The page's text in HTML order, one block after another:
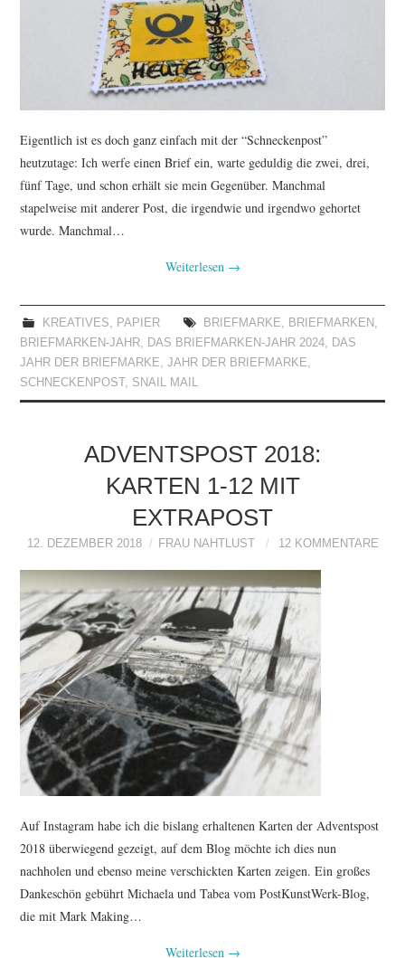
TUTORIALS
WORKSHOPS
PAPIERLIEBE AM
IMPRESSUM
Eigentlich ist es doch ganz einfach mit der “Schneckenpost”
heutzutage: Ich werfe einen Brief ein, warte geduldig die zwei, drei,
fünf Tage, und schon erhält sie mein Gegenüber. Manchmal
stapelweise mit anderer Post, die irgendwie und irgendwo gehortet
wurde. Manchmal…
Weiterlesen →
KREATIVES, PAPIER BRIEFMARKE, BRIEFMARKEN ,
BRIEFMARKEN-JAHR, DAS BRIEFMARKEN-JAHR 2024, DAS
JAHR DER BRIEFMARKE,JAHR DER BRIEFMARKE,
SCHNECKENPOST , SNAIL MAIL
ADVENTSPOST 2018:
KARTEN 1-12 MIT
EXTRAPOST
12. DEZEMBER 2018 FRAU NAHTLUST 12 KOMMENTARE
Auf Instagram habe ich die bislang erhaltenen Karten der Adventspost
2018 überwiegend gezeigt, auf dem Blog möchte ich dies nun
nachholen und ebenso meine verschickten Karten zeigen. Ein großes
Dankeschön gebührt Michaela und Tabea vom PostKunstWerk-Blog,
die mit Mark Making…
Weiterlesen →